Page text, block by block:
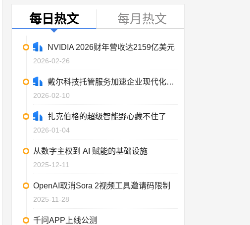
每日热文 每月热文
NVIDIA 2026财年营收达2159亿美元
2026-02-26
戴尔科技托管服务加速企业现代化进程
2026-02-10
扎克伯格的超级智能野心藏不住了
2026-01-04
从数字主权到 AI 赋能的基础设施
2025-12-11
OpenAI取消Sora 2视频工具邀请码限制
2025-11-28
千问APP上线公测